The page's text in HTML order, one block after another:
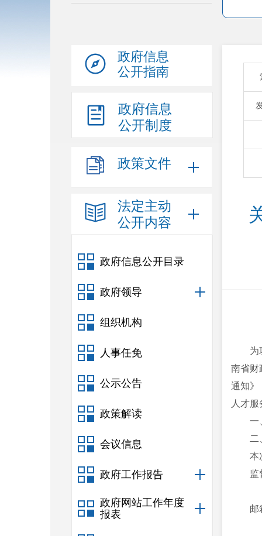
政府信息
公开指南
政府信息
公开制度
政策文件
法定主动
公开内容
政府信息公开目录
政府领导
组织机构
人事任免
公示公告
政策解读
会议信息
政府工作报告
政府网站工作年度
报表
为
南省财
通知》
人才
一
二
本
监
邮